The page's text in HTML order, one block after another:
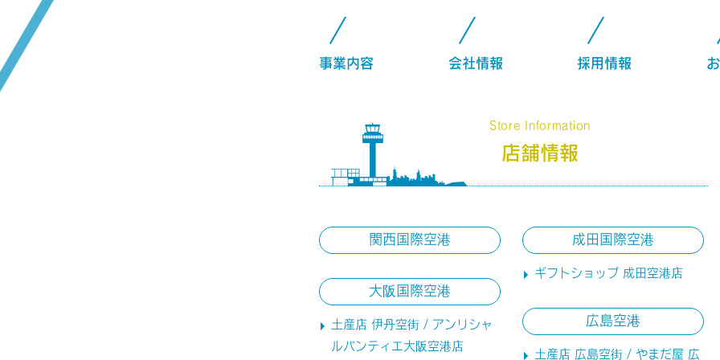
事業内容 会社情報 採用情報
Store Information
店舗情報
関西国際空港
大阪国際空港
土産店 伊丹空街 / アンリシャ
ルパンティエ大阪空港店
成田国際空港
ギフトショップ 成田空港店
広島空港
土産店 広島空街 / やまだ屋 広